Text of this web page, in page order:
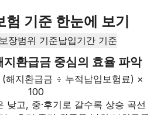
기준 한눈에 보기
보장범위 기준납입기간 기준
지환급금 중심의 효율 파악
해지환급금 ÷ 누적납입보험료) ×
100
낮고, 중·후기로 갈수록 상승 곡선